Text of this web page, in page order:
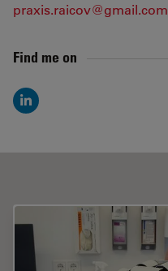
praxis.raicov@gmail.com
Find me on
LinkedIn